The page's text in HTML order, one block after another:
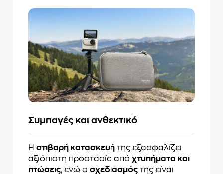
Συμπαγές και ανθεκτικό
Η στιβαρή κατασκευή της εξασφαλίζει
αξιόπιστη προστασία από χτυπήματα και
πτώσεις, ενώ ο σχεδιασμός της είναι